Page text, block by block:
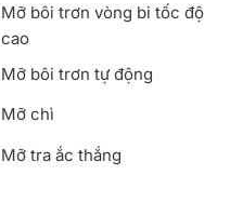
Mỡ bôi trơn vòng bi tốc độ
cao
Mỡ bôi trơn tự động
Mỡ chì
Mỡ tra ắc thắng